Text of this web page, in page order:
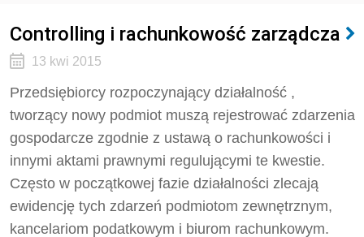
Controlling i rachunkowość zarządcza
13 kwi 2015
Przedsiębiorcy rozpoczynający działalność ,
tworzący nowy podmiot muszą rejestrować zdarzenia
gospodarcze zgodnie z ustawą o rachunkowości i
innymi aktami prawnymi regulującymi te kwestie.
Często w początkowej fazie działalności zlecają
ewidencję tych zdarzeń podmiotom zewnętrznym,
kancelariom podatkowym i biurom rachunkowym.